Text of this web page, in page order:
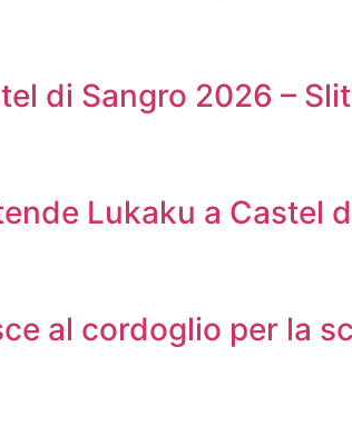
di Sangro 2026 –
Lukaku a Castel
al cordoglio per la